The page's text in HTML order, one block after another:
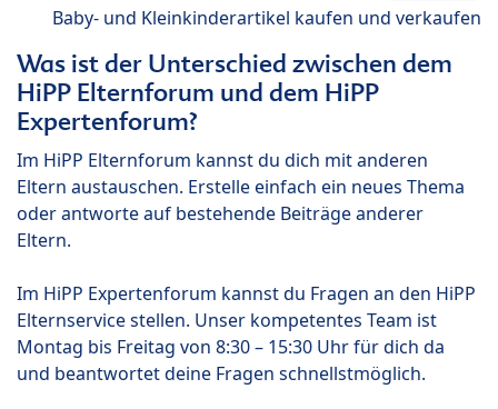
Baby- und Kleinkinderartikel kaufen und verkaufen
Was ist der Unterschied zwischen dem
HiPP Elternforum und dem HiPP
Expertenforum?
Im HiPP Elternforum kannst du dich mit anderen
Eltern austauschen. Erstelle einfach ein neues Thema
oder antworte auf bestehende Beiträge anderer
Eltern.
Im HiPP Expertenforum kannst du Fragen an den HiPP
Elternservice stellen. Unser kompetentes Team ist
Montag bis Freitag von 8:30 – 15:30 Uhr für dich da
und beantwortet deine Fragen schnellstmöglich.